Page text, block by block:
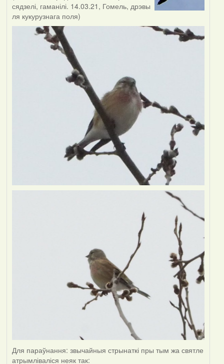
сядзелі, гаманілі. 14.03.21, Гомель, дрэвы
ля кукурузнага поля)
Для параўнання: звычайныя стрынаткі пры тым жа святле
атрымліваліся неяк так: